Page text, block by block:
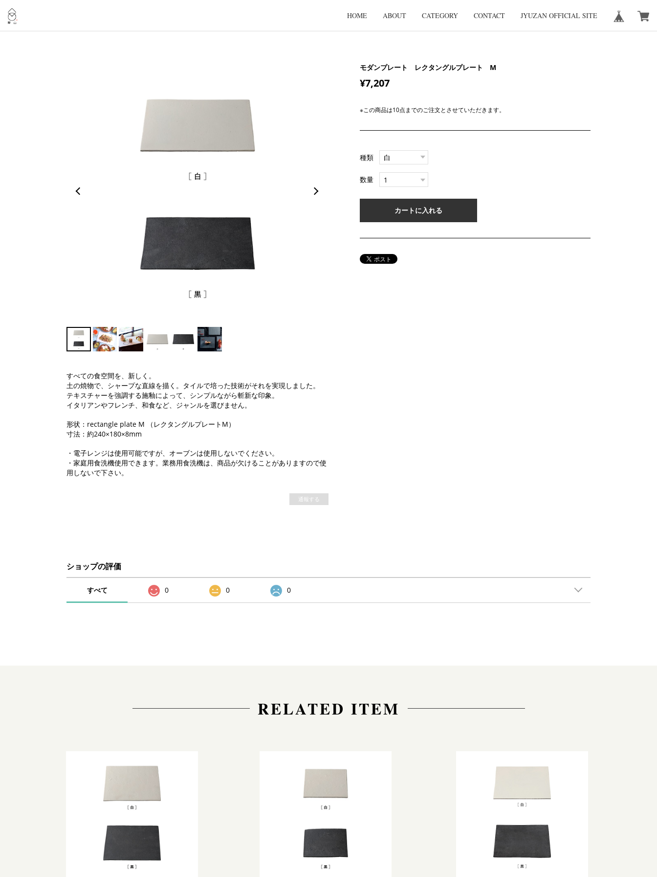
HOME ABOUT CATEGORY CONTACT JYUZAN OFFICIAL SITE
すべての食空間を、新しく。
土の焼物で、シャープな直線を描く。タイルで培った技術がそれを実現しました。
テキスチャーを強調する施釉によって、シンプルながら斬新な印象。
イタリアンやフレンチ、和食など、ジャンルを選びません。
形状：rectangle plate M （レクタングルプレートM）
寸法：約240×180×8mm
・電子レンジは使用可能ですが、オーブンは使用しないでください。
・家庭用食洗機使用できます。業務用食洗機は、商品が欠けることがありますので使
用しないで下さい。
通報する
モダンプレート レクタングルプレート M
¥7,207
※この商品は10点までのご注文とさせていただきます。
種類
数量
カートに入れる
ショップの評価
すべて 0 0 0
RELATED ITEM